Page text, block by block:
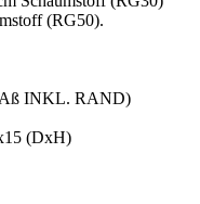
(RG50).
INKL. RAND)
(DxH)